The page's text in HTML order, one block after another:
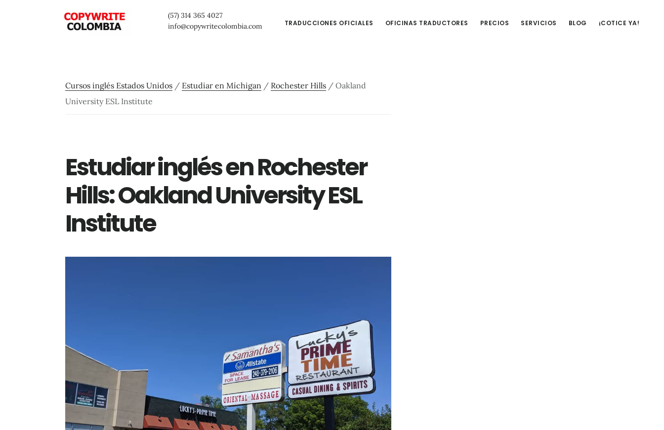
(57) 314 365 4027
info@copywritecolombia.com
TRADUCCIONES OFICIALES OFICINAS TRADUCTORES PRECIOS SERVICIOS BLOG ¡COTICE YA!
Cursos inglés Estados Unidos / Estudiar en Míchigan / Rochester Hills / Oakland
University ESL Institute
Estudiar inglés en Rochester
Hills: Oakland University ESL
Institute